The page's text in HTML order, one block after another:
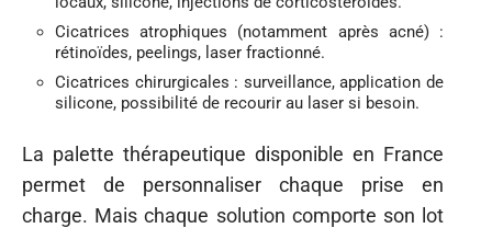
Cicatrices atrophiques (notamment après acné) :
rétinoïdes, peelings, laser fractionné.
Cicatrices chirurgicales : surveillance, application de
silicone, possibilité de recourir au laser si besoin.
La palette thérapeutique disponible en France
permet de personnaliser chaque prise en
charge. Mais chaque solution comporte son lot